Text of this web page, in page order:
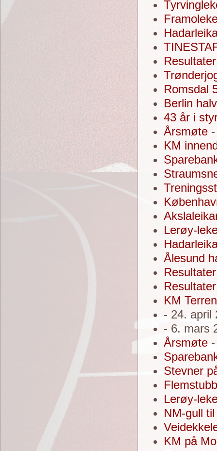
Romsdal
Berlin
43 år i
Årsmøte
KM
Lerøy-
Ålesund
KM
- 24. april
- 6. mars
Årsmøte
Stevner
Lerøy-
NM-gull
KM på